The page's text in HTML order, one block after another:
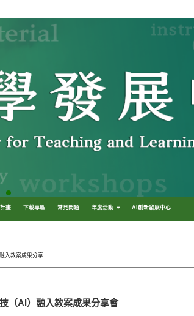
畫 下載專區 常見問題 年度活動 AI創新發展中心
【教發中心公告】人工智慧數位科技（AI）融入教案成果分享會
（AI）融入教案成果分享會